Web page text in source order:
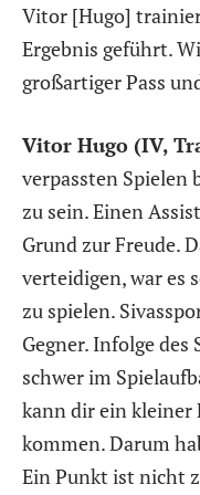
Vitor [Hugo]
Ergebnis geführt.
großartiger Pass
Vitor Hugo (IV,
verpassten Spielen
zu sein. Einen
Grund zur Freude.
verteidigen, war es
zu spielen.
Gegner. Infolge
schwer im
kann dir ein kleiner
kommen. Darum
Ein Punkt ist nicht